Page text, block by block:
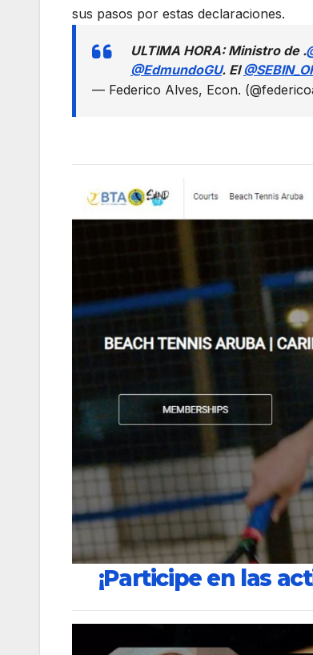
sus pasos por estas declaraciones.
ULTIMA HORA: Ministro de .
@EdmundoGU. El
— Federico Alves, Econ.
¡Participe en las